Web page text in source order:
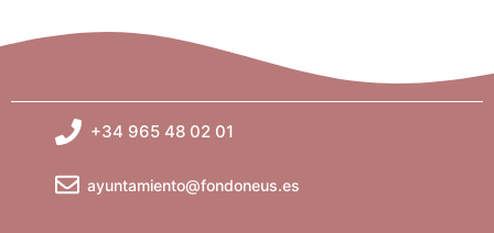
+34 965 48 02 01
ayuntamiento@fondoneus.es